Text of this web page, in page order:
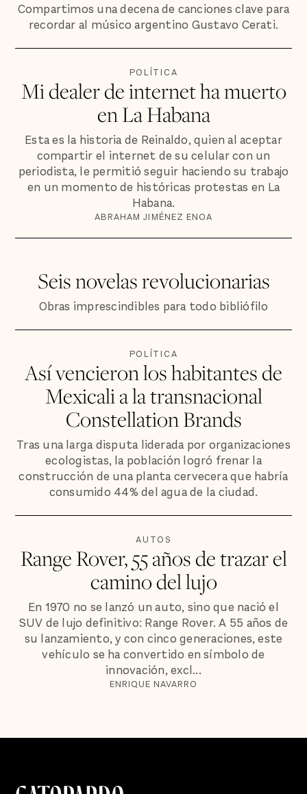
Compartimos una decena de canciones clave para
recordar al músico argentino Gustavo Cerati.
POLÍTICA
Mi dealer de internet ha muerto
en La Habana
Esta es la historia de Reinaldo, quien al aceptar
compartir el internet de su celular con un
periodista, le permitió seguir haciendo su trabajo
en un momento de históricas protestas en La
Habana.
ABRAHAM JIMÉNEZ ENOA
Seis novelas revolucionarias
Obras imprescindibles para todo bibliófilo
POLÍTICA
Así vencieron los habitantes de
Mexicali a la transnacional
Constellation Brands
Tras una larga disputa liderada por organizaciones
ecologistas, la población logró frenar la
construcción de una planta cervecera que habría
consumido 44% del agua de la ciudad.
AUTOS
Range Rover, 55 años de trazar el
camino del lujo
En 1970 no se lanzó un auto, sino que nació el
SUV de lujo definitivo: Range Rover. A 55 años de
su lanzamiento, y con cinco generaciones, este
vehículo se ha convertido en símbolo de
innovación, excl...
ENRIQUE NAVARRO